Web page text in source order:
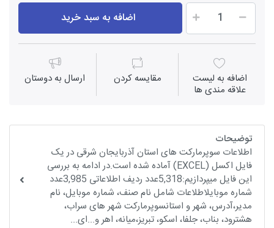
اضافه به سبد خرید
اضافه به لیست
علاقه مندی ها
مقايسه كردن ارسال به دوستان
توضیحات
اطلاعات سوپرمارکت های استان آذربایجان شرقی در یک
فایل اکسل (EXCEL) آماده شده است.در ادامه به بررسی
این فایل میپردازیم:5,318عدد ردیف اطلاعاتی 3,985عدد
شماره موبایلاطلاعات شامل نام صنف، شماره موبایل، نام
مدیر،آدرس، شهر و استانسوپرمارکت شهر های سراب،
هشترود، بناب، جلفا، اسکو، تبریز،میانه، اهر و...ای...